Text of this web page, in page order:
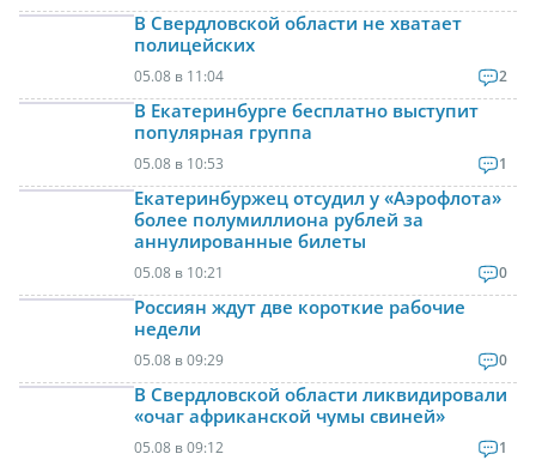
В Свердловской области не хватает
полицейских
05.08 в 11:04 2
В Екатеринбурге бесплатно выступит
популярная группа
05.08 в 10:53 1
Екатеринбуржец отсудил у «Аэрофлота»
более полумиллиона рублей за
аннулированные билеты
05.08 в 10:21 0
Россиян ждут две короткие рабочие
недели
05.08 в 09:29 0
В Свердловской области ликвидировали
«очаг африканской чумы свиней»
05.08 в 09:12 1